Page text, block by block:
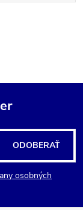
osobných
ODOBERAŤ